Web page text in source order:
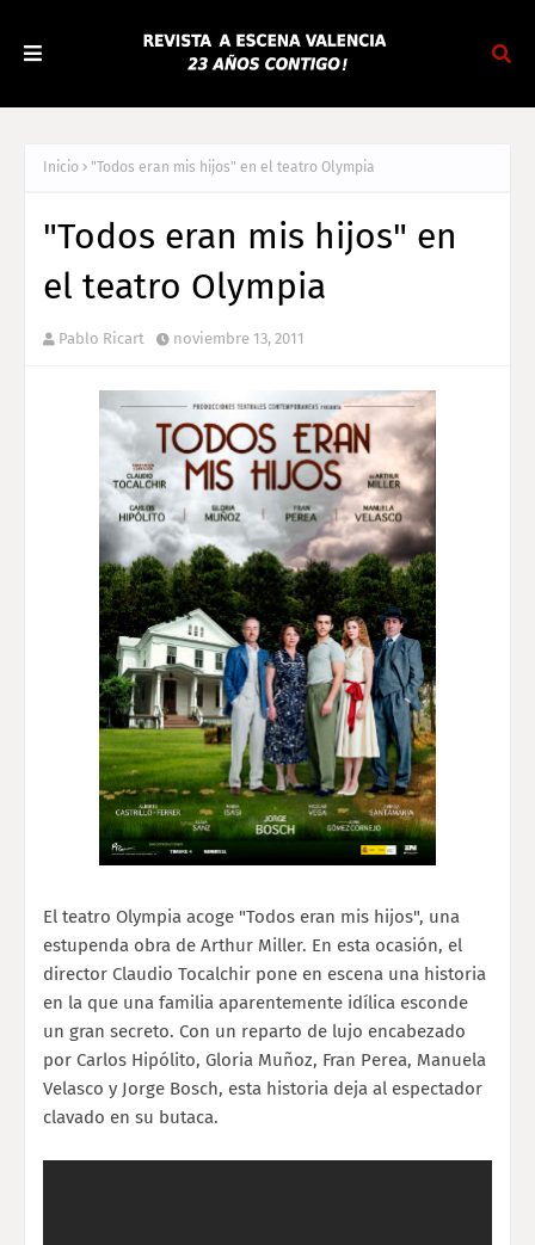
Inicio "Todos eran mis hijos" en el teatro Olympia
"Todos eran mis hijos" en
el teatro Olympia
Pablo Ricart noviembre 13, 2011
El teatro Olympia acoge "Todos eran mis hijos", una
estupenda obra de Arthur Miller. En esta ocasión, el
director Claudio Tocalchir pone en escena una historia
en la que una familia aparentemente idílica esconde
un gran secreto. Con un reparto de lujo encabezado
por Carlos Hipólito, Gloria Muñoz, Fran Perea, Manuela
Velasco y Jorge Bosch, esta historia deja al espectador
clavado en su butaca.